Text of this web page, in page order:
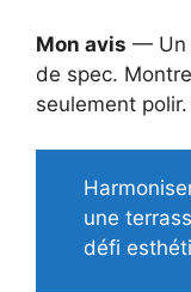
Mon avis — Un
de spec.
seulement polir.
une
défi